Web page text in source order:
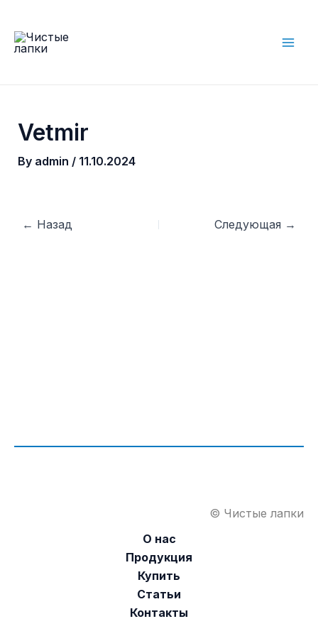
content
Vetmir
By admin / 11.10.2024
Post
← Назад Следующая →
О нас
Продукция
Купить
Статьи
Контакты
© Чистые лапки